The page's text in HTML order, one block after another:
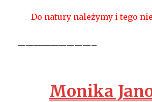
Do natury należymy i tego
—————————–
Monika